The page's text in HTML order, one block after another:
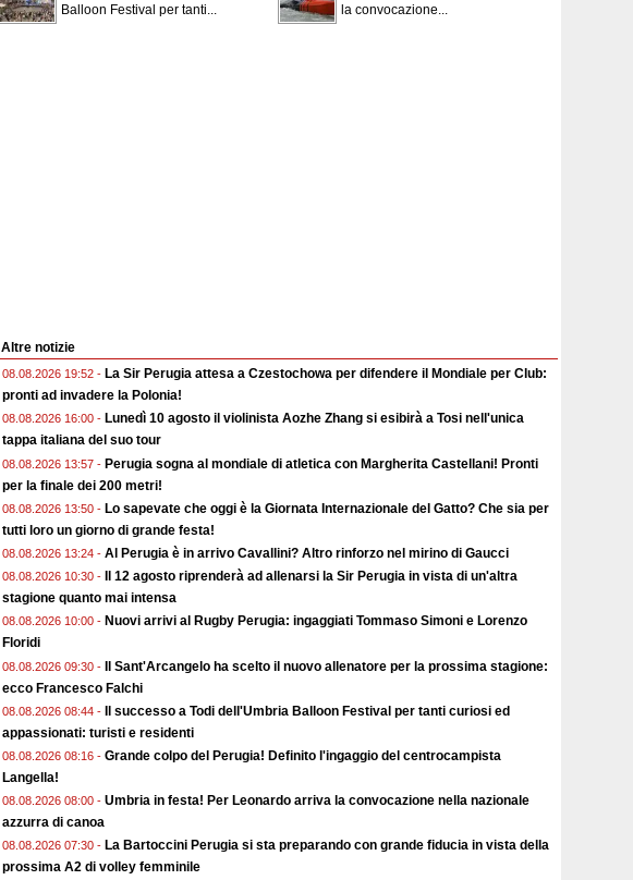
Balloon Festival per tanti...
la convocazione...
Altre notizie
08.08.2026 19:52 - La Sir Perugia attesa a Czestochowa per difendere il Mondiale per Club:
pronti ad invadere la Polonia!
08.08.2026 16:00 - Lunedì 10 agosto il violinista Aozhe Zhang si esibirà a Tosi nell'unica
tappa italiana del suo tour
08.08.2026 13:57 - Perugia sogna al mondiale di atletica con Margherita Castellani! Pronti
per la finale dei 200 metri!
08.08.2026 13:50 - Lo sapevate che oggi è la Giornata Internazionale del Gatto? Che sia per
tutti loro un giorno di grande festa!
08.08.2026 13:24 - Al Perugia è in arrivo Cavallini? Altro rinforzo nel mirino di Gaucci
08.08.2026 10:30 -
Il 12 agosto riprenderà ad allenarsi la Sir Perugia in vista di un'altra
stagione quanto mai intensa
08.08.2026 10:00 - Nuovi arrivi al Rugby Perugia: ingaggiati Tommaso Simoni e Lorenzo
Floridi
08.08.2026 09:30 - Il Sant'Arcangelo ha scelto il nuovo allenatore per la prossima stagione:
ecco Francesco Falchi
08.08.2026 08:44 - Il successo a Todi dell'Umbria Balloon Festival per tanti curiosi ed
appassionati: turisti e residenti
08.08.2026 08:16 - Grande colpo del Perugia! Definito l'ingaggio del centrocampista
Langella!
08.08.2026 08:00 - Umbria in festa! Per Leonardo arriva la convocazione nella nazionale
azzurra di canoa
08.08.2026 07:30 - La Bartoccini Perugia si sta preparando con grande fiducia in vista della
prossima A2 di volley femminile